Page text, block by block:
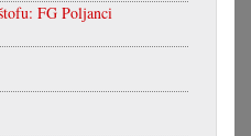
FG Poljanci